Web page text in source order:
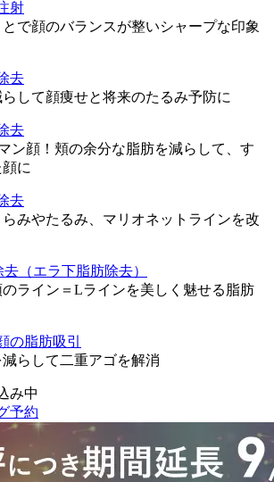
射
で顔のバランスが整いシャープな印象
去
して顔痩せと将来のたるみ予防に
去
ン顔！頬の余分な脂肪を減らして、す
に
去
みやたるみ、マリオネットラインを改
（エラ下脂肪除去）
ライン＝Lラインを美しく魅せる脂肪
の脂肪吸引
らして二重アゴを解消
み中
予約